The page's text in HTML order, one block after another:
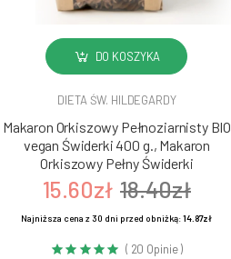
DO KOSZYKA
DIETA ŚW. HILDEGARDY
Makaron Orkiszowy Pełnoziarnisty BIO
vegan Świderki 400 g., Makaron
Orkiszowy Pełny Świderki
15.60zł 18.40zł
Najniższa cena z 30 dni przed obniżką:14.87zł
( 20 Opinie )